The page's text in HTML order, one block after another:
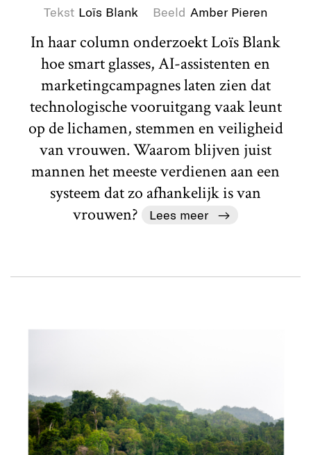
Tekst Loïs Blank Beeld Amber Pieren
In haar column onderzoekt Loïs Blank
hoe smart glasses, AI-assistenten en
marketingcampagnes laten zien dat
technologische vooruitgang vaak leunt
op de lichamen, stemmen en veiligheid
van vrouwen. Waarom blijven juist
mannen het meeste verdienen aan een
systeem dat zo afhankelijk is van
vrouwen?
Lees meer